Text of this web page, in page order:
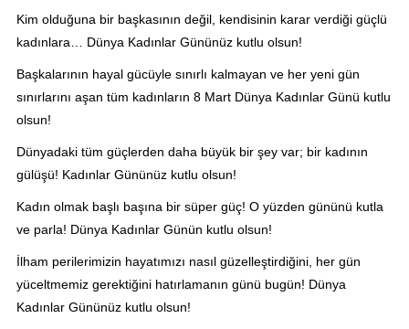
Kim olduğuna bir başkasının değil, kendisinin karar verdiği güçlü
kadınlara… Dünya Kadınlar Gününüz kutlu olsun!
Başkalarının hayal gücüyle sınırlı kalmayan ve her yeni gün
sınırlarını aşan tüm kadınların 8 Mart Dünya Kadınlar Günü kutlu
olsun!
Dünyadaki tüm güçlerden daha büyük bir şey var; bir kadının
gülüşü! Kadınlar Gününüz kutlu olsun!
Kadın olmak başlı başına bir süper güç! O yüzden gününü kutla
ve parla! Dünya Kadınlar Günün kutlu olsun!
İlham perilerimizin hayatımızı nasıl güzelleştirdiğini, her gün
yüceltmemiz gerektiğini hatırlamanın günü bugün! Dünya
Kadınlar Gününüz kutlu olsun!